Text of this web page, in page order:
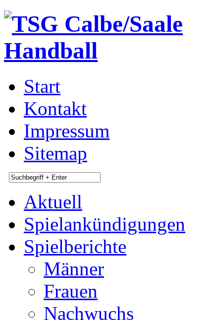
Start
Kontakt
Impressum
Sitemap
Aktuell
Spielankündigungen
Spielberichte
Männer
Frauen
Nachwuchs